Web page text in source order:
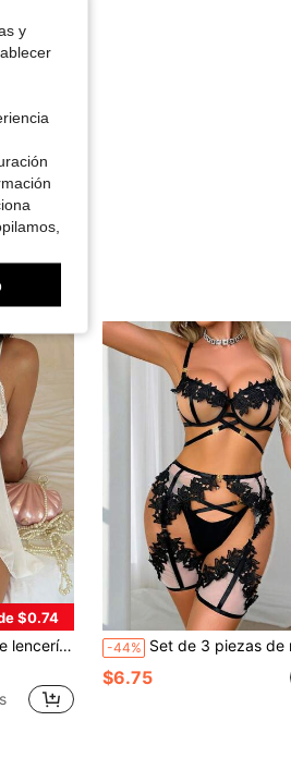
$0.74
de encaje floral
-44% Set de 3 piezas de ropa interior con sujetador con aros, sin costuras y con estampado floral
$6.75
y